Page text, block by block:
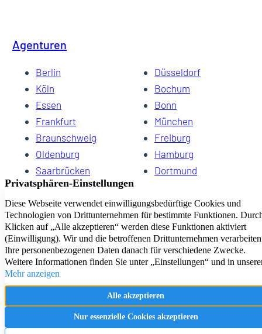
Agenturen
Berlin
Düsseldorf
Köln
Bochum
Essen
Bonn
Frankfurt
München
Braunschweig
Freiburg
Oldenburg
Hamburg
Saarbrücken
Dortmund
Hannover
Dresden
Kiel
Wuppertal
Bremen
HomeCompany eG Ihre Agenturen für Wohnen auf Zeit
Impressum Datenschutz Kontakt